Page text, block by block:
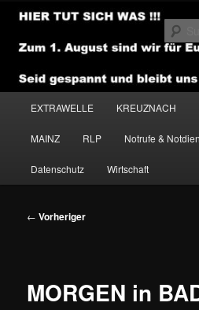
Zum
primären
Inhalt
EXTRAWELLE KREUZNACH
MAINZ RLP Notrufe &
Datenschutz Wirtschaft
Beitragsnavigation
← Vorheriger
MORGEN in